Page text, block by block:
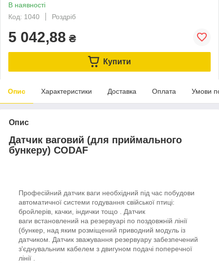
В наявності
Код: 1040
Роздріб
5 042,88 ₴
Купити
Опис Характеристики Доставка Оплата Умови
Опис
Датчик ваговий (для приймального
бункеру) CODAF
Професійний датчик ваги необхідний під час побудови
автоматичної системи годування свійської птиці:
бройлерів, качки, індички тощо . Датчик
ваги встановлений на резервуарі по поздовжній лінії
(бункер, над яким розміщений приводний модуль із
датчиком. Датчик зважування резервуару забезпечений
з'єднувальним кабелем з двигуном подачі поперечної
лінії .